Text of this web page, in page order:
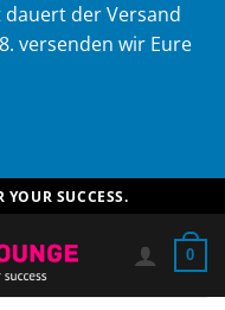
der Versand
versenden wir Eure
SUCCESS.
0